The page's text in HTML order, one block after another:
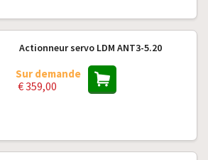
Actionneur servo LDM ANT3-5.20
Sur demande
€ 359,00